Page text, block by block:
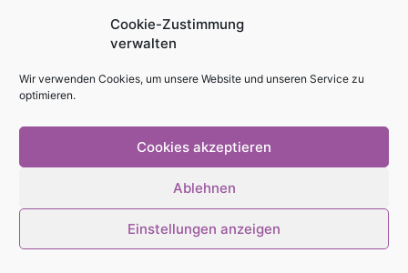
Cookie-Zustimmung
verwalten
Wir verwenden Cookies, um unsere Website und unseren Service zu
optimieren.
Cookies akzeptieren
Ablehnen
Einstellungen anzeigen
© Stadtmagazin tam.tam 2026